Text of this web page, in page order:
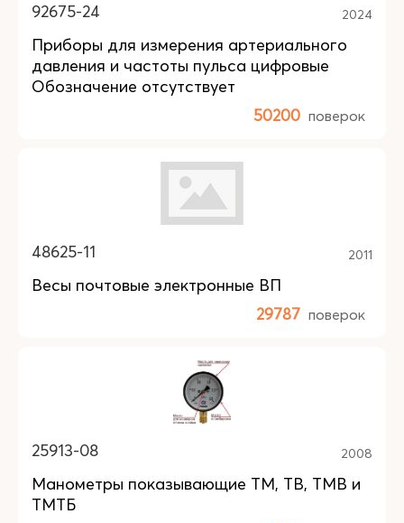
92675-24 2024
Приборы для измерения артериального
давления и частоты пульса цифровые
Обозначение отсутствует
50200 поверок
48625-11 2011
Весы почтовые электронные ВП
29787 поверок
25913-08 2008
Манометры показывающие ТМ, ТВ, ТМВ и
ТМТБ